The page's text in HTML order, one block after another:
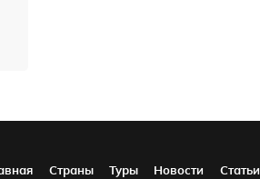
Страны Туры Новости Статьи